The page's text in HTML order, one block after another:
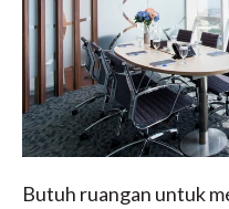
Butuh ruangan untuk